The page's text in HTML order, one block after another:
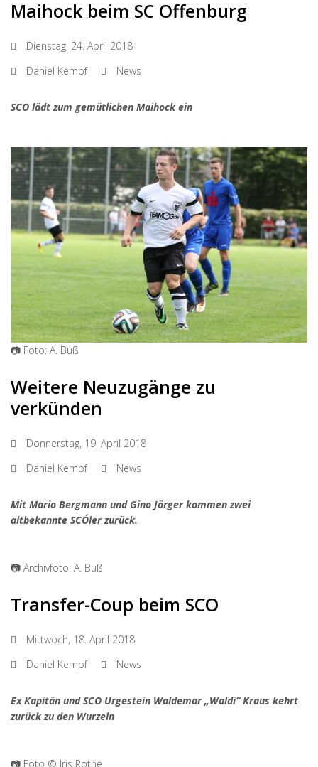
Maihock beim SC Offenburg
Dienstag, 24. April 2018
Daniel Kempf
News
SCO lädt zum gemütlichen Maihock ein
📷 Foto: A. Buß
Weitere Neuzugänge zu
verkünden
Donnerstag, 19. April 2018
Daniel Kempf
News
Mit Mario Bergmann und Gino Jörger kommen zwei
altbekannte SCO´ler zurück.
📷 Archivfoto: A. Buß
Transfer-Coup beim SCO
Mittwoch, 18. April 2018
Daniel Kempf
News
Ex Kapitän und SCO Urgestein Waldemar „Waldi“ Kraus kehrt
zurück zu den Wurzeln
📷 Foto © Iris Rothe